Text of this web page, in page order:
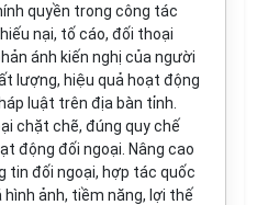
quyền trong công tác
nại, tố cáo, đối thoại
ánh kiến nghị của người
lượng, hiệu quả hoạt động
luật trên địa bàn tỉnh.
chặt chẽ, đúng quy chế
động đối ngoại. Nâng cao
đối ngoại, hợp tác quốc
ảnh, tiềm năng, lợi thế